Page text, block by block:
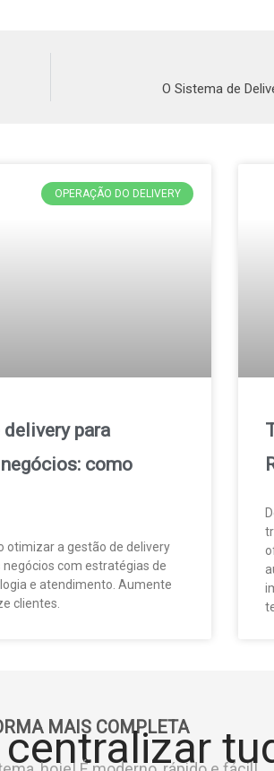
O Sistema de
OPERAÇÃO DO DELIVERY
delivery para
como
otimizar a gestão de delivery
com estratégias de
e atendimento. Aumente
clientes.
MAIS COMPLETA